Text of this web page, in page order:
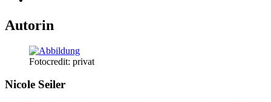
Autorin
Fotocredit: privat
Nicole Seiler